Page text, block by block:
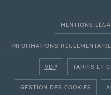
MENTIONS
INFORMATIONS
VDP TARIFS ET
GESTION DES COOKIES